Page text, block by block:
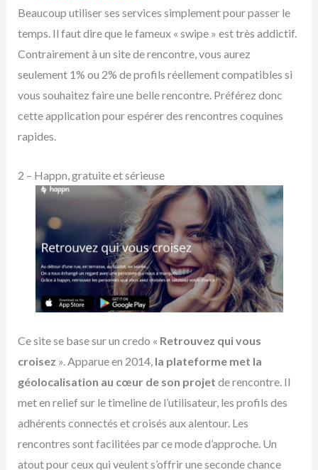
Beaucoup utiliser ses services simplement pour passer le
temps. Il faut dire que le fameux « swipe » est très addictif.
Contrairement à un site de rencontre, vous aurez
seulement 1% ou 2% de profils réellement compatibles si
vous souhaitez faire une belle rencontre. Préférez donc
cette application pour espérer des rencontres coquines
rapides.
2 – Happn, gratuite et sérieuse
Ce site se base sur un credo « Retrouvez qui vous
croisez ». Apparue en 2014, la plateforme met la
géolocalisation au cœur de son projet de rencontre. Il
met en relief sur le timeline de l’utilisateur, les profils des
adhérents connectés et croisés aux alentour. Les
rencontres sont facilitées par ce mode d’approche. Un
atout pour ceux qui veulent s’offrir une seconde chance